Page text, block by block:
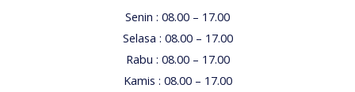
Senin : 08.00 – 17.00
Selasa : 08.00 – 17.00
Rabu : 08.00 – 17.00
Kamis : 08.00 – 17.00